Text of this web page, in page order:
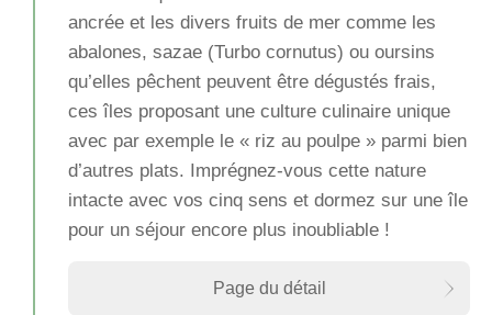
ancrée et les divers fruits de mer comme les
abalones, sazae (Turbo cornutus) ou oursins
qu’elles pêchent peuvent être dégustés frais,
ces îles proposant une culture culinaire unique
avec par exemple le « riz au poulpe » parmi bien
d’autres plats. Imprégnez-vous cette nature
intacte avec vos cinq sens et dormez sur une île
pour un séjour encore plus inoubliable !
Page du détail